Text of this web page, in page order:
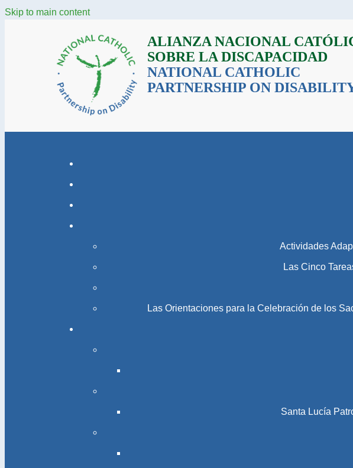
Skip to main content
ALIANZA NACIONAL
SOBRE LA DISCAPACIDAD
NATIONAL CATHOLIC
PARTNERSHIP ON
Actividades
Las Cinco
Las Orientaciones para la Celebración de los
Santa Lucía